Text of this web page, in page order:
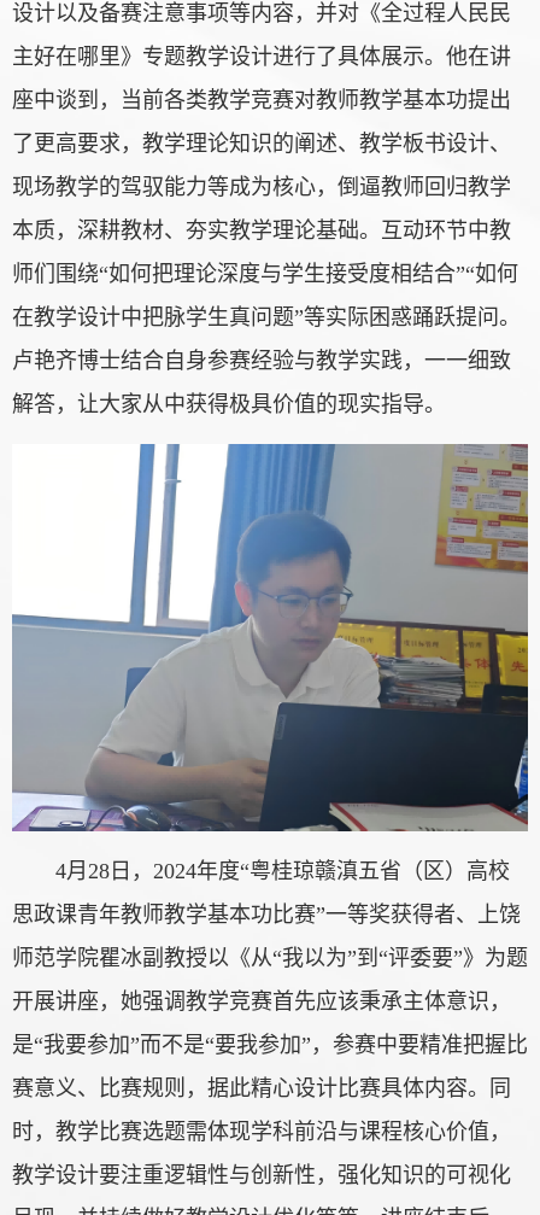
设计以及备赛注意事项等内容，并对《全过程人民民
主好在哪里》专题教学设计进行了具体展示。他在讲
座中谈到，当前各类教学竞赛对教师教学基本功提出
了更高要求，教学理论知识的阐述、教学板书设计、
现场教学的驾驭能力等成为核心，倒逼教师回归教学
本质，深耕教材、夯实教学理论基础。互动环节中教
师们围绕“如何把理论深度与学生接受度相结合”“如何
在教学设计中把脉学生真问题”等实际困惑踊跃提问。
卢艳齐博士结合自身参赛经验与教学实践，一一细致
解答，让大家从中获得极具价值的现实指导。
4月28日，2024年度“粤桂琼赣滇五省（区）高校
思政课青年教师教学基本功比赛”一等奖获得者、上饶
师范学院瞿冰副教授以《从“我以为”到“评委要”》为题
开展讲座，她强调教学竞赛首先应该秉承主体意识，
是“我要参加”而不是“要我参加”，参赛中要精准把握比
赛意义、比赛规则，据此精心设计比赛具体内容。同
时，教学比赛选题需体现学科前沿与课程核心价值，
教学设计要注重逻辑性与创新性，强化知识的可视化